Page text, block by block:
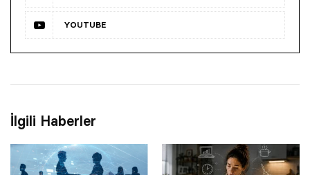
YOUTUBE
İlgili Haberler